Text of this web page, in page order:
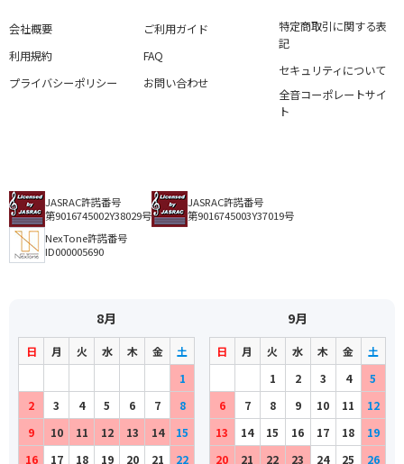
会社概要
利用規約
プライバシーポリシー
ご利用ガイド
FAQ
お問い合わせ
特定商取引に関する表
記
セキュリティについて
全音コーポレートサイ
ト
JASRAC許諾番号
第9016745002Y38029号
JASRAC許諾番号
第9016745003Y37019号
NexTone許諾番号
ID000005690
8月
日 月 火 水 木 金
土
1
2
3 4 5 6 7
8
9
10 11 12 13 14
15
16
17 18 19 20 21 22
9月
日 月 火 水 木 金
土
1
2 3 4
5
6
7 8 9 10 11
12
13
14 15 16 17 18
19
20
21 22 23 24 25 26